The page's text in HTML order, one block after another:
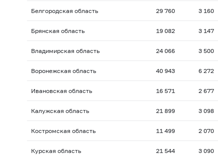
Белгородская область 29 760 3 160
Брянская область 19 082 3 147
Владимирская область 24 066 3 500
Воронежская область 40 943 6 272
Ивановская область 16 571 2 677
Калужская область 21 899 3 098
Костромская область 11 499 2 070
Курская область 21 544 3 090